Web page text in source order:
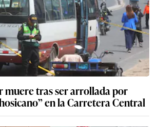
muere tras ser arrollada por
en la Carretera Central